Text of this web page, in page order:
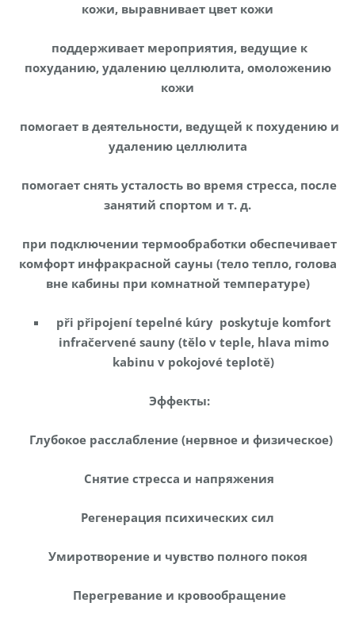
кожи, выравнивает цвет кожи
поддерживает мероприятия, ведущие к
похуданию, удалению целлюлита, омоложению
кожи
помогает в деятельности, ведущей к похудению и
удалению целлюлита
помогает снять усталость во время стресса, после
занятий спортом и т. д.
при подключении термообработки обеспечивает
комфорт инфракрасной сауны (тело тепло, голова
вне кабины при комнатной температуре)
při připojení tepelné kúry poskytuje komfort
infračervené sauny (tělo v teple, hlava mimo
kabinu v pokojové teplotě)
Эффекты:
Глубокое расслабление (нервное и физическое)
Снятие стресса и напряжения
Регенерация психических сил
Умиротворение и чувство полного покоя
Перегревание и кровообращение